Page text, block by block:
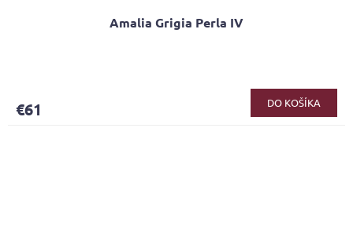
Amalia Grigia Perla IV
€61 DO KOŠÍKA